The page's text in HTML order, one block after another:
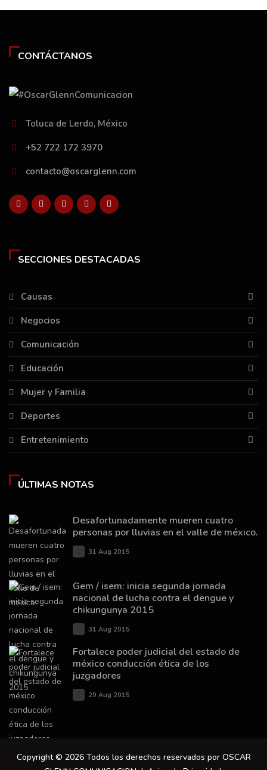
CONTÁCTANOS
Toluca de Lerdo, México
+52 722 172 3970
contacto@oscarglenn.com
SECCIONES DESTACADAS
Causas
Negocios
Comunicación
Educación
Mujer y Familia
Deportes
Entretenimiento
ÚLTIMAS NOTAS
Desafortunadamente mueren cuatro
personas por lluvias en el valle de méxico.
31 Aug 2015
Gem / isem: inicia segunda jornada
nacional de lucha contra el dengue y
chikungunya 2015
31 Aug 2015
Fortalece poder judicial del estado de
méxico conducción ética de los
juzgadores
29 Aug 2015
Copyright © 2026 Todos los derechos reservados por OSCAR